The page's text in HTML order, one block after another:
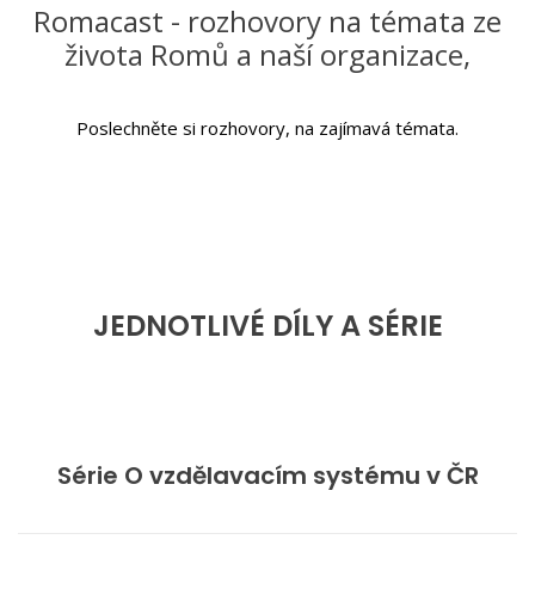
Romacast - rozhovory na témata ze
života Romů a naší organizace,
Poslechněte si rozhovory, na zajímavá témata.
JEDNOTLIVÉ DÍLY A SÉRIE
Série O vzdělavacím systému v ČR